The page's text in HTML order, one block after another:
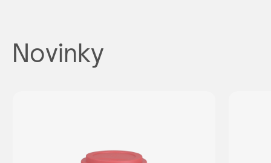
Novinky